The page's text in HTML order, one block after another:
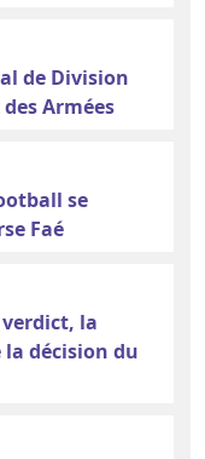
de Division
Armées
se
Faé
verdict, la
la décision du